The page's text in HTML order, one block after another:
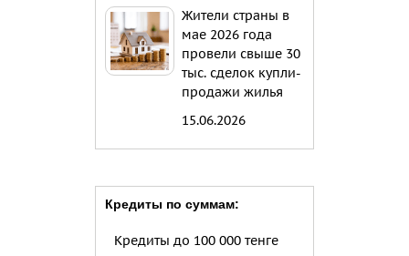
Жители страны в
мае 2026 года
провели свыше 30
тыс. сделок купли-
продажи жилья
15.06.2026
Кредиты по суммам:
Кредиты до 100 000 тенге